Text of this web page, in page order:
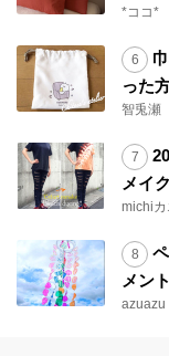
*ココ*
った
智兎瀬
メイ
michi
メント
azuazu